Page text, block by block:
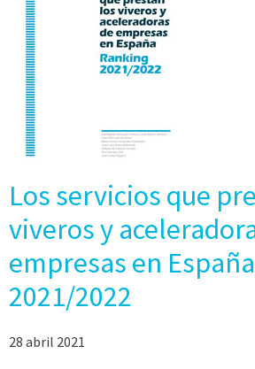
Los servicios que
viveros y
empresas en
2021/2022
28 abril 2021